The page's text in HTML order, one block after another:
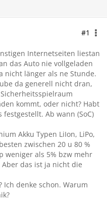
#1
Internetseiten liestan
das Auto nie vollgeladen
nicht länger als ne Stunde.
da generell nicht dran,
kommt, oder nicht? Habt
Ab wann (SoC)
Akku Typen LiIon, LiPo,
zwischen 20 u 80 %
weniger als 5% bzw mehr
das ist ja nicht die
Ich denke schon. Warum